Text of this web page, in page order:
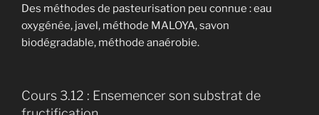
Des méthodes de pasteurisation peu connue : eau
oxygénée, javel, méthode MALOYA, savon
biodégradable, méthode anaérobie.
Cours 3.12 : Ensemencer son substrat de